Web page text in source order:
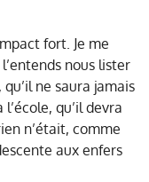
fort. Je me
nous lister
ne saura jamais
qu’il devra
n’était, comme
aux enfers